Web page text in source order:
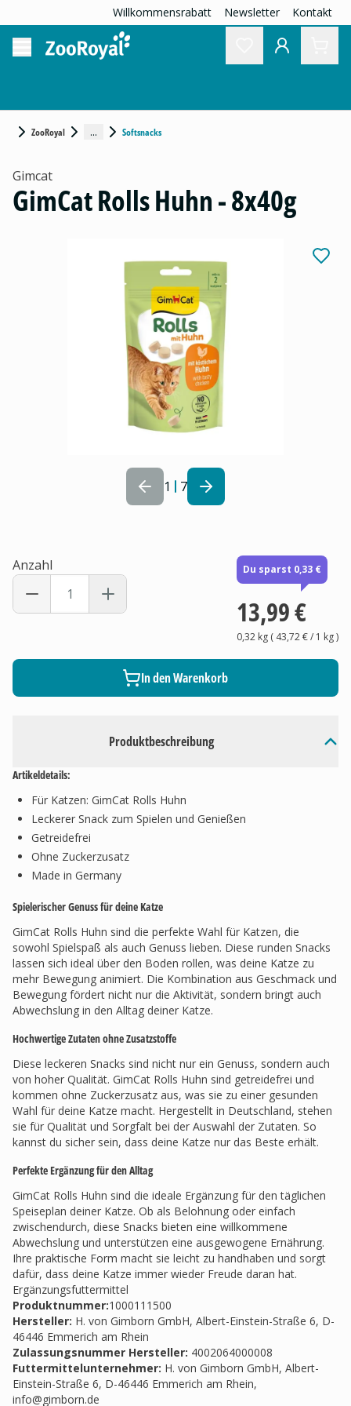
Willkommensrabatt Newsletter Kontakt
ZooRoyal ... Softsnacks
1 7
Produktbeschreibung
Artikeldetails:
Für Katzen: GimCat Rolls Huhn
Leckerer Snack zum Spielen und Genießen
Getreidefrei
Ohne Zuckerzusatz
Made in Germany
Spielerischer Genuss für deine Katze
GimCat Rolls Huhn sind die perfekte Wahl für Katzen, die
sowohl Spielspaß als auch Genuss lieben. Diese runden Snacks
lassen sich ideal über den Boden rollen, was deine Katze zu
mehr Bewegung animiert. Die Kombination aus Geschmack und
Bewegung fördert nicht nur die Aktivität, sondern bringt auch
Abwechslung in den Alltag deiner Katze.
Hochwertige Zutaten ohne Zusatzstoffe
Diese leckeren Snacks sind nicht nur ein Genuss, sondern auch
von hoher Qualität. GimCat Rolls Huhn sind getreidefrei und
kommen ohne Zuckerzusatz aus, was sie zu einer gesunden
Wahl für deine Katze macht. Hergestellt in Deutschland, stehen
sie für Qualität und Sorgfalt bei der Auswahl der Zutaten. So
kannst du sicher sein, dass deine Katze nur das Beste erhält.
Perfekte Ergänzung für den Alltag
GimCat Rolls Huhn sind die ideale Ergänzung für den täglichen
Speiseplan deiner Katze. Ob als Belohnung oder einfach
zwischendurch, diese Snacks bieten eine willkommene
Abwechslung und unterstützen eine ausgewogene Ernährung.
Ihre praktische Form macht sie leicht zu handhaben und sorgt
dafür, dass deine Katze immer wieder Freude daran hat.
Ergänzungsfuttermittel
Produktnummer:1000111500
Hersteller: H. von Gimborn GmbH, Albert-Einstein-Straße 6, D-
46446 Emmerich am Rhein
Zulassungsnummer Hersteller: 4002064000008
Futtermittelunternehmer: H. von Gimborn GmbH, Albert-
Einstein-Straße 6, D-46446 Emmerich am Rhein,
info@gimborn.de
Gimcat
GimCat Rolls Huhn - 8x40g
Anzahl Du sparst 0,33 €
13,99 €
0,32 kg( 43,72 €/ 1 kg)
In den Warenkorb